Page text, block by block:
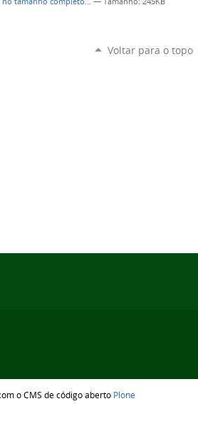
Voltar para o topo
o CMS de código aberto Plone